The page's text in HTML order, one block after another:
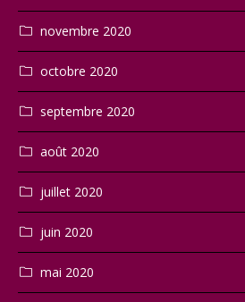
novembre 2020
octobre 2020
septembre 2020
août 2020
juillet 2020
juin 2020
mai 2020